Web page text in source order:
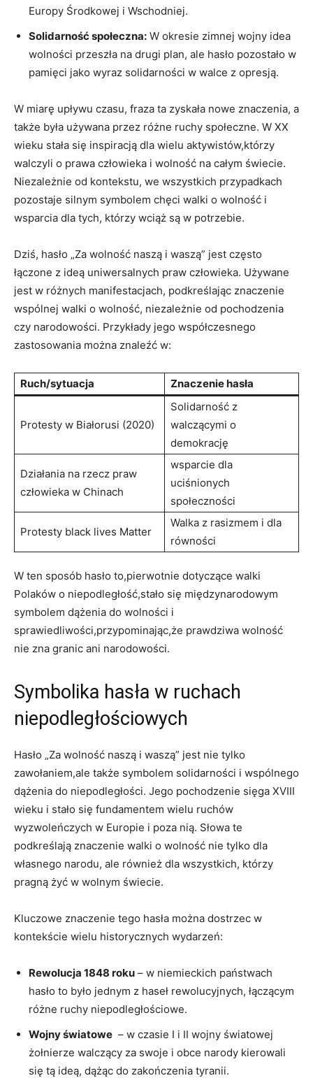
Europy Środkowej i Wschodniej.
Solidarność społeczna: W okresie zimnej wojny idea
wolności przeszła ⁢na drugi plan, ale hasło pozostało w
pamięci jako wyraz solidarności w walce⁣ z ​opresją.
W miarę upływu czasu, fraza ta zyskała nowe ‌znaczenia, a
także była​ używana przez różne‍ ruchy społeczne. W‍ XX
wieku stała się inspiracją dla wielu aktywistów,którzy
walczyli o‌ prawa człowieka ⁣i ​wolność na całym świecie.
Niezależnie od kontekstu, we‌ wszystkich⁣ przypadkach
pozostaje silnym symbolem chęci walki o wolność i‌
wsparcia dla tych, którzy ​wciąż są w potrzebie.
Dziś, hasło „Za​ wolność naszą i⁤ waszą” jest często
‌łączone z ideą uniwersalnych ⁣praw człowieka.⁣ Używane
‌jest w różnych manifestacjach, podkreślając znaczenie
wspólnej walki o wolność, niezależnie ⁢od pochodzenia
czy narodowości. Przykłady jego współczesnego‌
zastosowania można znaleźć w:
Ruch/sytuacja Znaczenie hasła
Protesty w Białorusi (2020)
Solidarność z
walczącymi o
⁢demokrację
Działania ⁢na‌ rzecz praw
człowieka w Chinach
wsparcie dla
uciśnionych
społeczności
Protesty black​ lives Matter
Walka⁣ z ‌rasizmem i dla
równości
W ten sposób hasło to,pierwotnie dotyczące walki
Polaków‌ o niepodległość,stało się międzynarodowym
symbolem dążenia do wolności ⁤i
sprawiedliwości,przypominając,że⁣ prawdziwa‌ wolność
nie zna⁤ granic ani narodowości.
Symbolika hasła⁢ w ruchach
niepodległościowych
Hasło „Za wolność naszą i waszą” jest nie tylko​
zawołaniem,ale ⁣także‍ symbolem solidarności i wspólnego
⁤dążenia ⁤do niepodległości. ⁣Jego pochodzenie sięga XVIII
wieku i stało​ się fundamentem wielu ruchów
wyzwoleńczych w Europie i poza ‌nią. Słowa te
podkreślają znaczenie ⁤walki o wolność nie ‍tylko dla
własnego narodu, ale ‌również dla⁣ wszystkich, ⁢którzy
pragną żyć w wolnym ⁤świecie.
Kluczowe znaczenie tego hasła można dostrzec w
kontekście ⁤wielu historycznych wydarzeń:
Rewolucja 1848 roku – w niemieckich państwach
hasło to było jednym z haseł‌ rewolucyjnych, łączącym ​
różne ruchy niepodległościowe.
Wojny światowe ⁢ – w czasie I‍ i II wojny światowej
żołnierze walczący za swoje i obce narody kierowali
się tą ideą, dążąc ⁣do zakończenia tyranii.